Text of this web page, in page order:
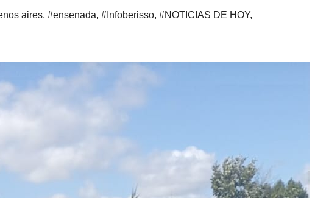
aires, #ensenada, #Infoberisso, #NOTICIAS DE HOY,